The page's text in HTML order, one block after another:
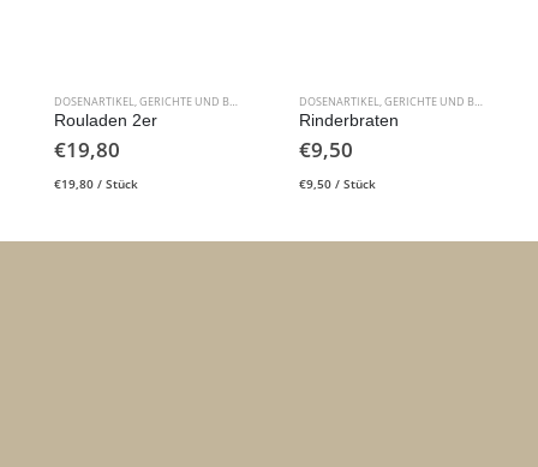
DOSENARTIKEL,GERICHTE UND BEILAGEN
Rouladen 2er
€19,80
€19,80 / Stück
DOSENARTIKEL,GERICHTE UND BEILAGEN
Rinderbraten
€9,50
€9,50 / Stück